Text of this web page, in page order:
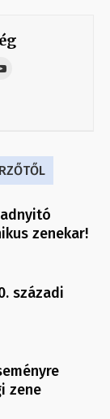
zenekar!
századi
zene